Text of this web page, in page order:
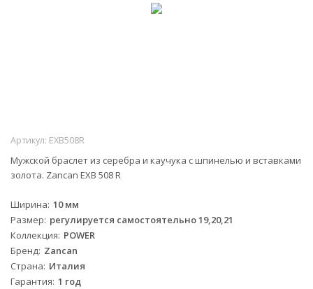
Артикул: EXB508R
Мужской браслет из серебра и каучука с шпинелью и вставками
золота. Zancan EXB 508 R
Ширина 10 мм
Размер регулируется самостоятельно 19,20,21
Коллекция POWER
Бренд Zancan
Страна Италия
Гарантия 1 год